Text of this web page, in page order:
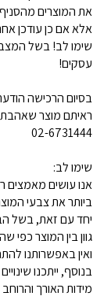
את המוצרים
אלא אם כן עודכן
שימו לב! בשל
עסקים!
בסיום הרכישה
ראיתם מוצר
02-6731444
שימו לב:
אנו עושים מאמצים
ביותר את צבעי
יחד עם זאת, בשל
גוון בין המוצר
ואין באפשרותנו
בנוסף, ייתכנו